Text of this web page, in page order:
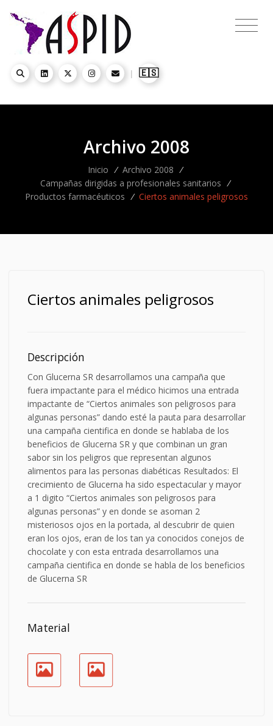
| 🇪🇸
Archivo 2008
Inicio / Archivo 2008 /
Campañas dirigidas a profesionales sanitarios /
Productos farmacéuticos / Ciertos animales peligrosos
Ciertos animales peligrosos
Descripción
Con Glucerna SR desarrollamos una campaña que
fuera impactante para el médico hicimos una entrada
impactante de “Ciertos animales son peligrosos para
algunas personas” dando esté la pauta para desarrollar
una campaña cientifica en donde se hablaba de los
beneficios de Glucerna SR y que combinan un gran
sabor sin los peligros que representan algunos
alimentos para las personas diabéticas Resultados: El
crecimiento de Glucerna ha sido espectacular y mayor
a 1 digito “Ciertos animales son peligrosos para
algunas personas” y en donde se asoman 2
misteriosos ojos en la portada, al descubrir de quien
eran los ojos, eran de los tan ya conocidos conejos de
chocolate y con esta entrada desarrollamos una
campaña cientifica en donde se habla de los beneficios
de Glucerna SR
Material